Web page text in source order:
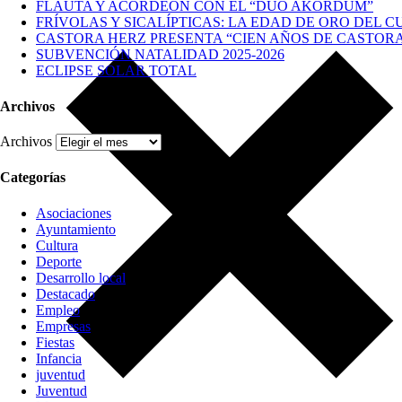
FLAUTA Y ACORDEÓN CON EL “DÚO AKORDUM”
FRÍVOLAS Y SICALÍPTICAS: LA EDAD DE ORO DEL
CASTORA HERZ PRESENTA “CIEN AÑOS DE
SUBVENCIÓN NATALIDAD 2025-2026
ECLIPSE SOLAR TOTAL
Archivos
Archivos
Categorías
Asociaciones
Ayuntamiento
Cultura
Deporte
Desarrollo local
Destacado
Empleo
Empresas
Fiestas
Infancia
juventud
Juventud